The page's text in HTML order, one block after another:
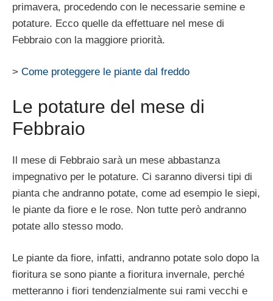
primavera, procedendo con le necessarie semine e
potature. Ecco quelle da effettuare nel mese di
Febbraio con la maggiore priorità.
> Come proteggere le piante dal freddo
Le potature del mese di
Febbraio
Il mese di Febbraio sarà un mese abbastanza
impegnativo per le potature. Ci saranno diversi tipi di
pianta che andranno potate, come ad esempio le siepi,
le piante da fiore e le rose. Non tutte però andranno
potate allo stesso modo.
Le piante da fiore, infatti, andranno potate solo dopo la
fioritura se sono piante a fioritura invernale, perché
metteranno i fiori tendenzialmente sui rami vecchi e